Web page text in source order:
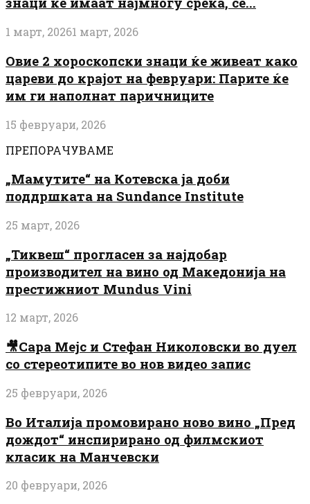
1 март, 20261 март, 2026
Овие 2 хороскопски знаци ќе живеат како
цареви до крајот на февруари: Парите ќе
им ги наполнат паричниците
15 февруари, 2026
ПРЕПОРАЧУВАМЕ
„Мамутите“ на Котевска ја доби
поддршката на Sundance Institute
25 март, 2026
„Тиквеш“ прогласен за најдобар
производител на вино од Македонија на
престижниот Mundus Vini
12 март, 2026
🎥Сара Мејс и Стефан Николовски во дуел
со стереотипите во нов видео запис
25 февруари, 2026
Во Италија промовирано ново вино „Пред
дождот“ инспирирано од филмскиот
класик на Манчевски
20 февруари, 2026